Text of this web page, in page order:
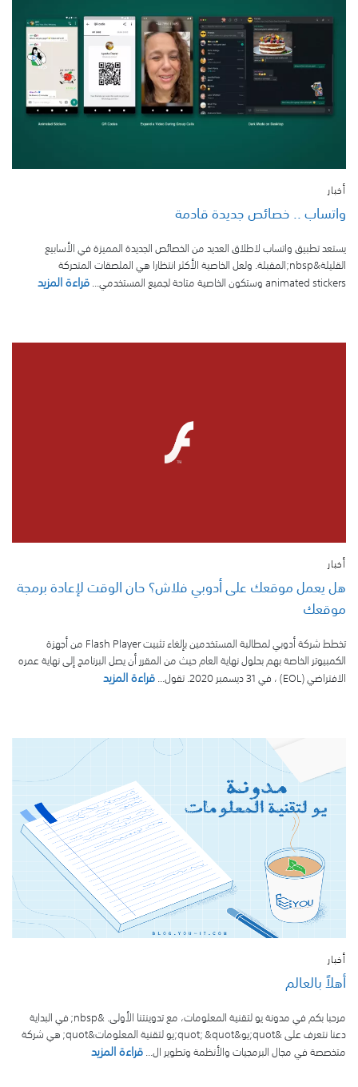
أخبار
واتساب .. خصائص جديدة قادمة
يستعد تطبيق واتساب لاطلاق العديد من الخصائص الجديدة المميزة في الأسابيع
القليلة&nbsp;المقبلة. ولعل الخاصية الأكثر انتظارا هي الملصقات المتحركة
animated stickers وستكون الخاصية متاحة لجميع المستخدمي...
قراءة المزيد
أخبار
هل يعمل موقعك على أدوبي فلاش؟ حان الوقت لإعادة برمجة
موقعك
تخطط شركة أدوبي لمطالبة المستخدمين بإلغاء تثبيت Flash Player من أجهزة
الكمبيوتر الخاصة بهم بحلول نهاية العام حيث من المقرر أن يصل البرنامج إلى نهاية عمره
الافتراضي (EOL) ، في 31 ديسمبر 2020. تقول...
قراءة المزيد
أخبار
أهلاً بالعالم
مرحبا بكم في مدونة يو لتقنية المعلومات، مع تدوينتنا الأولى. &nbsp; في البداية
دعنا نتعرف على &quot;يو&quot; &quot;يو لتقنية المعلومات&quot; هي شركة
متخصصة في مجال البرمجيات والأنظمة وتطوير ال...قراءة المزيد